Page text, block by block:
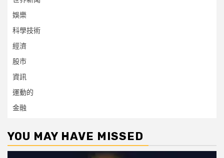
娛樂
科學技術
經濟
股市
資訊
運動的
金融
YOU MAY HAVE MISSED